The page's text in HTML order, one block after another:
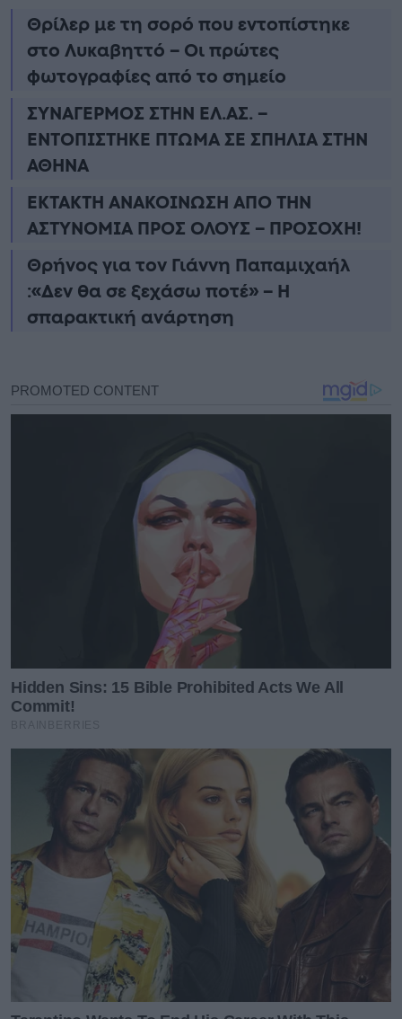
Θρίλερ με τη σορό που εντοπίστηκε
στο Λυκαβηττό – Οι πρώτες
φωτογραφίες από το σημείο
ΣΥΝΑΓΕΡΜΟΣ ΣΤΗΝ ΕΛ.ΑΣ. –
ΕΝΤΟΠΙΣΤΗΚΕ ΠΤΩΜΑ ΣΕ ΣΠΗΛΙΑ ΣΤΗΝ
ΑΘΗΝΑ
ΕΚΤΑΚΤΗ ΑΝΑΚΟΙΝΩΣΗ ΑΠΟ ΤΗΝ
ΑΣΤΥΝΟΜΙΑ ΠΡΟΣ ΟΛΟΥΣ – ΠΡΟΣΟΧΗ!
Θρήνος για τον Γιάννη Παπαμιχαήλ
:«Δεν θα σε ξεχάσω ποτέ» – Η
σπαρακτική ανάρτηση